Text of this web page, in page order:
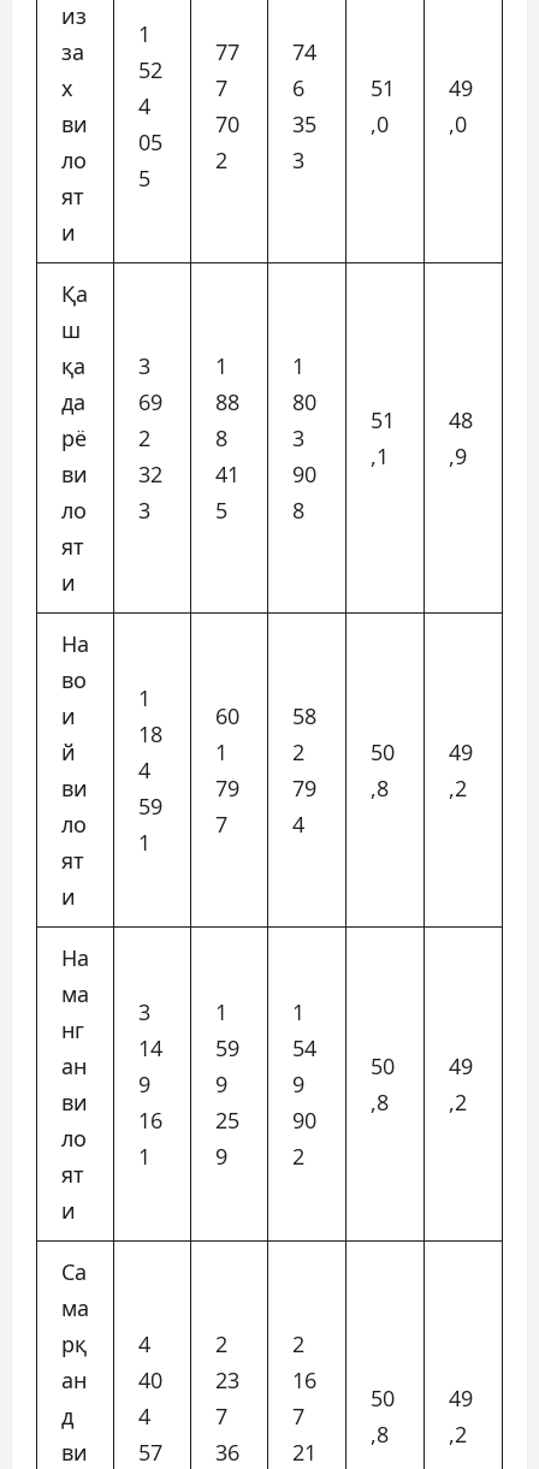
из
за
х
ви
ло
ят
и
1
52
4
05
5
77
7
70
2
74
6
35
3
51
,0
49
,0
Қа
ш
қа
да
рё
ви
ло
ят
и
3
69
2
32
3
1
88
8
41
5
1
80
3
90
8
51
,1
48
,9
На
во
и
й
ви
ло
ят
и
1
18
4
59
1
60
1
79
7
58
2
79
4
50
,8
49
,2
На
ма
нг
ан
ви
ло
ят
и
3
14
9
16
1
1
59
9
25
9
1
54
9
90
2
50
,8
49
,2
Са
ма
рқ
ан
д
ви
4
40
4
57
2
23
7
36
2
16
7
21
50
,8
49
,2